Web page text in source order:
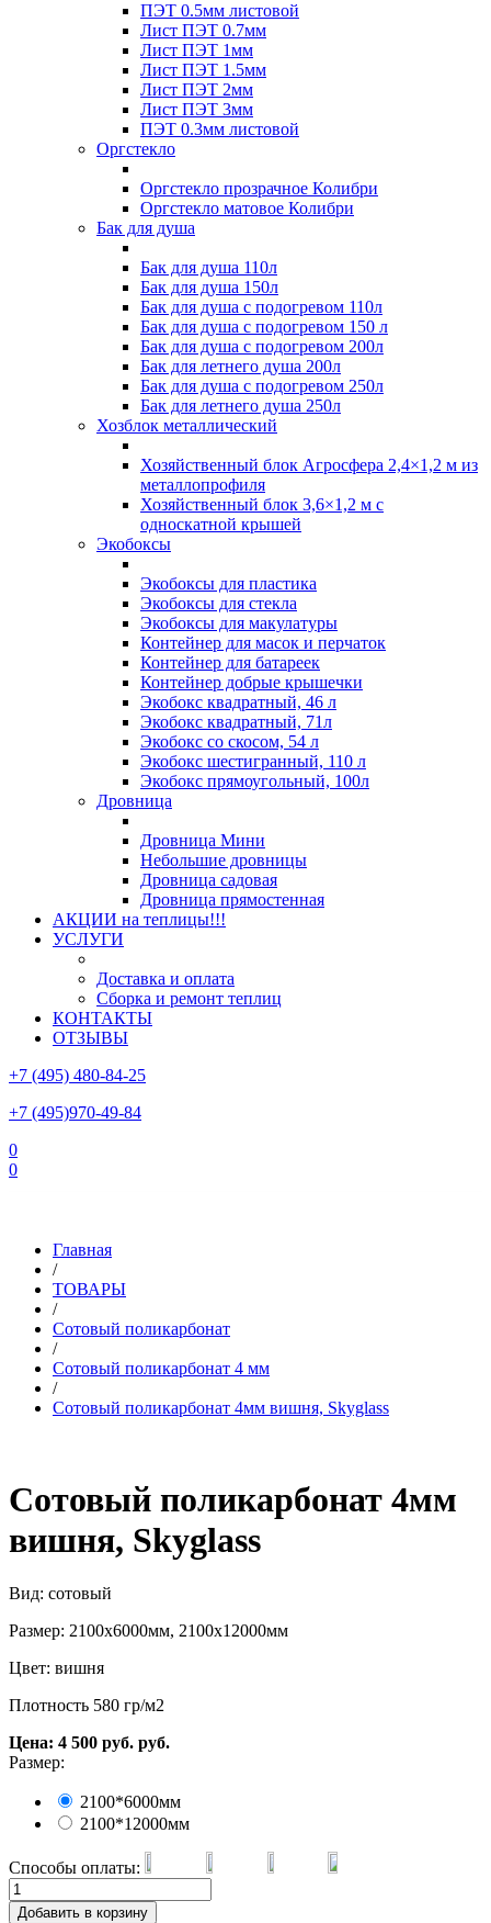
ПЭТ 0.5мм листовой
Лист ПЭТ 0.7мм
Лист ПЭТ 1мм
Лист ПЭТ 1.5мм
Лист ПЭТ 2мм
Лист ПЭТ 3мм
ПЭТ 0.3мм листовой
Оргстекло
Оргстекло прозрачное Колибри
Оргстекло матовое Колибри
Бак для душа
Бак для душа 110л
Бак для душа 150л
Бак для душа с подогревом 110л
Бак для душа с подогревом 150 л
Бак для душа с подогревом 200л
Бак для летнего душа 200л
Бак для душа с подогревом 250л
Бак для летнего душа 250л
Хозблок металлический
Хозяйственный блок Агросфера 2,4×1,2 м из
металлопрофиля
Хозяйственный блок 3,6×1,2 м с
односкатной крышей
Экобоксы
Экобоксы для пластика
Экобоксы для стекла
Экобоксы для макулатуры
Контейнер для масок и перчаток
Контейнер для батареек
Контейнер добрые крышечки
Экобокс квадратный, 46 л
Экобокс квадратный, 71л
Экобокс со скосом, 54 л
Экобокс шестигранный, 110 л
Экобокс прямоугольный, 100л
Дровница
Дровница Мини
Небольшие дровницы
Дровница садовая
Дровница прямостенная
АКЦИИ на теплицы!!!
УСЛУГИ
Доставка и оплата
Сборка и ремонт теплиц
КОНТАКТЫ
ОТЗЫВЫ
+7 (495) 480-84-25
+7 (495)970-49-84
0
0
Главная
/
ТОВАРЫ
/
Сотовый поликарбонат
/
Сотовый поликарбонат 4 мм
/
Сотовый поликарбонат 4мм вишня, Skyglass
Сотовый поликарбонат 4мм
вишня, Skyglass
Вид: сотовый
Размер: 2100х6000мм, 2100х12000мм
Цвет: вишня
Плотность 580 гр/м2
Цена: 4 500 руб. руб.
Размер:
2100*6000мм
2100*12000мм
Способы оплаты:
Добавить в корзину